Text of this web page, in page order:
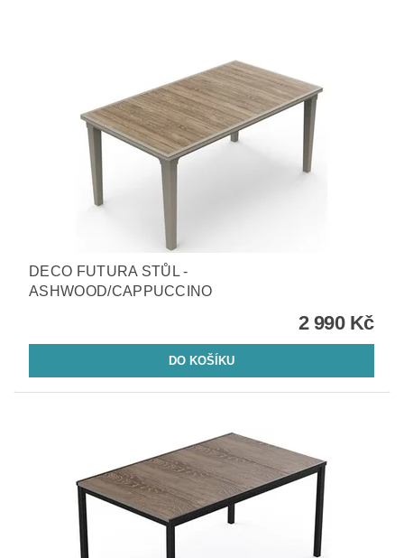
DECO FUTURA STŮL -
ASHWOOD/CAPPUCCINO
2 990 Kč